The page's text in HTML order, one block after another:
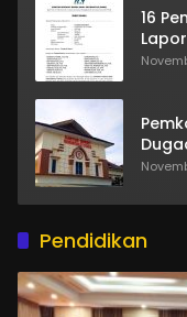
16
Pendidikan